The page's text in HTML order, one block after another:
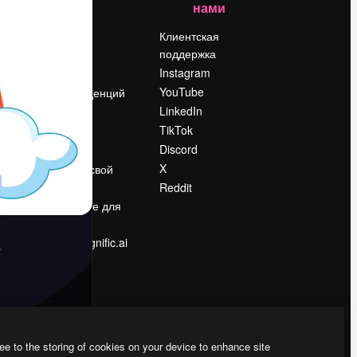
Поиск тенденций
События
Slidesgo
Продайте свой
контент
Помещение для
Ищете magnific.ai
нами
Клиентская
поддержка
Instagram
YouTube
LinkedIn
TikTok
Discord
X
Reddit
to the storing of cookies on your device to enhance site